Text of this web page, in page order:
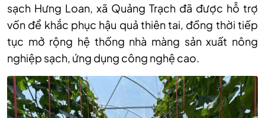
sạch Hưng Loan, xã Quảng Trạch đã được hỗ trợ
vốn để khắc phục hậu quả thiên tai, đồng thời tiếp
tục mở rộng hệ thống nhà màng sản xuất nông
nghiệp sạch, ứng dụng công nghệ cao.